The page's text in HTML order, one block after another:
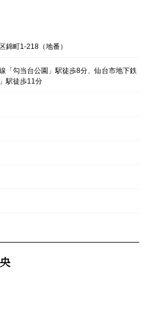
錦町1-218（地番）
「勾当台公園」駅徒歩8分、仙台市地下鉄
駅徒歩11分